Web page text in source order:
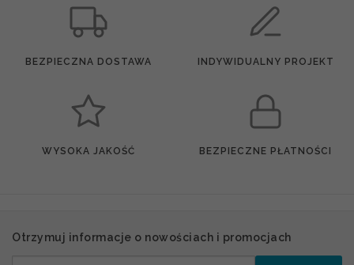
BEZPIECZNA DOSTAWA INDYWIDUALNY PROJEKT
WYSOKA JAKOŚĆ BEZPIECZNE PŁATNOŚCI
Otrzymuj informacje o nowościach i promocjach